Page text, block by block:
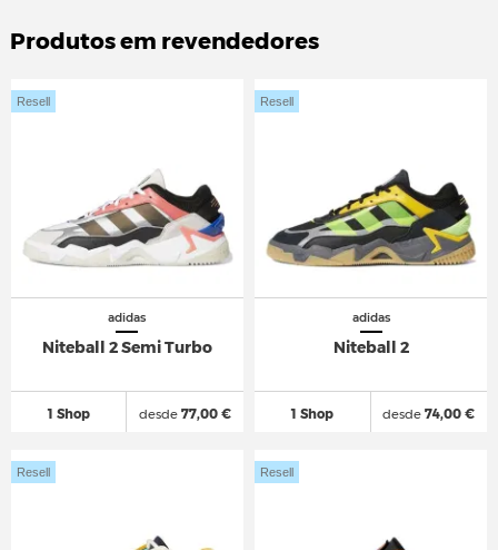
Produtos em revendedores
adidas
Niteball 2 Semi Turbo
1 Shop
Resell
desde77,00 €
adidas
Niteball 2
1 Shop
Resell
desde 74,00 €
Resell Resell